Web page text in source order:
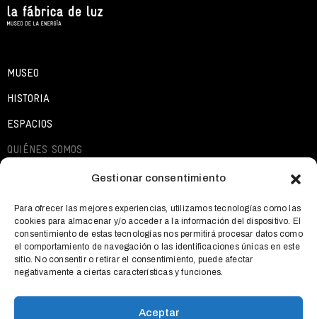
Gestionar consentimiento
Para ofrecer las mejores experiencias, utilizamos tecnologías como las
cookies para almacenar y/o acceder a la información del dispositivo. El
consentimiento de estas tecnologías nos permitirá procesar datos como
el comportamiento de navegación o las identificaciones únicas en este
sitio. No consentir o retirar el consentimiento, puede afectar
negativamente a ciertas características y funciones.
Aceptar
MUSEO
HISTORIA
ESPACIOS
QUIÉNES SOMOS
QUÉ OFRECEMOS
NOTICIAS
CONTACTO